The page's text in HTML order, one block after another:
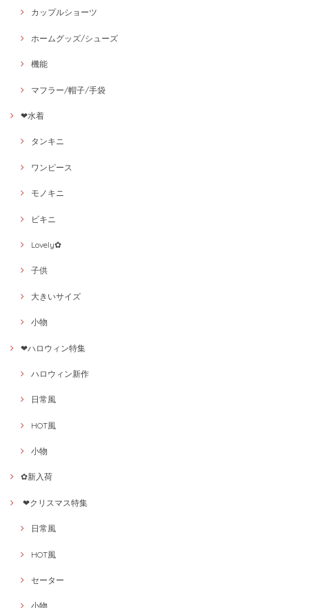
カップルショーツ
ホームグッズ/シューズ
機能
マフラー/帽子/手袋
❤水着
タンキニ
ワンピース
モノキニ
ビキニ
Lovely✿
子供
大きいサイズ
小物
❤ハロウィン特集
ハロウィン新作
日常風
HOT風
小物
✿新入荷
❤クリスマス特集
日常風
HOT風
セーター
小物